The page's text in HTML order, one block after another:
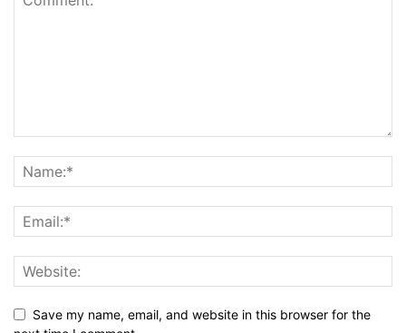
Save my name, email, and website in this browser for the